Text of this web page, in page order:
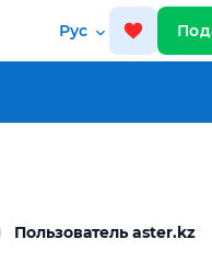
Рус
Пользователь aster.kz